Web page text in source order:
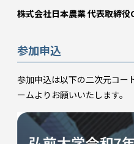
株式会社日本農業 代表取締
参加申込
参加申込は以下の二次元コー
ームよりお願いいたします。